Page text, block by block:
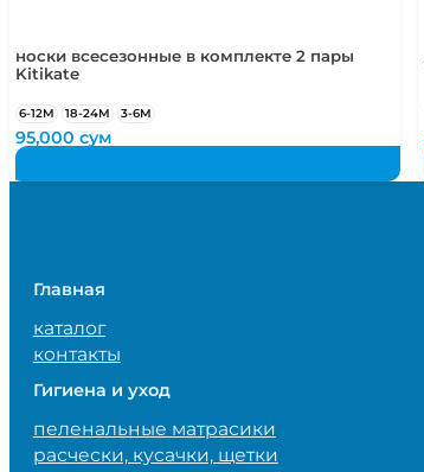
носки всесезонные в комплекте 2 пары
Kitikate
6-12М 18-24М 3-6М
95,000сум
Главная
каталог
контакты
Гигиена и уход
пеленальные матрасики
расчески, кусачки, щетки